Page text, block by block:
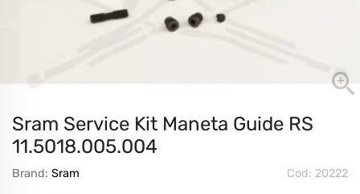
Sram Service Kit Maneta Guide RS
11.5018.005.004
Brand: Sram Cod: 20222